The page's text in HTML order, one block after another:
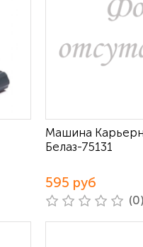
Машина
Белаз-75131
595 руб